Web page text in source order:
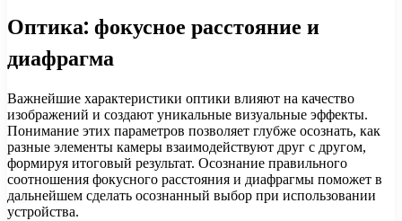
Оптика: фокусное расстояние и
диафрагма
Важнейшие характеристики оптики влияют на качество
изображений и создают уникальные визуальные эффекты.
Понимание этих параметров позволяет глубже осознать, как
разные элементы камеры взаимодействуют друг с другом,
формируя итоговый результат. Осознание правильного
соотношения фокусного расстояния и диафрагмы поможет в
дальнейшем сделать осознанный выбор при использовании
устройства.